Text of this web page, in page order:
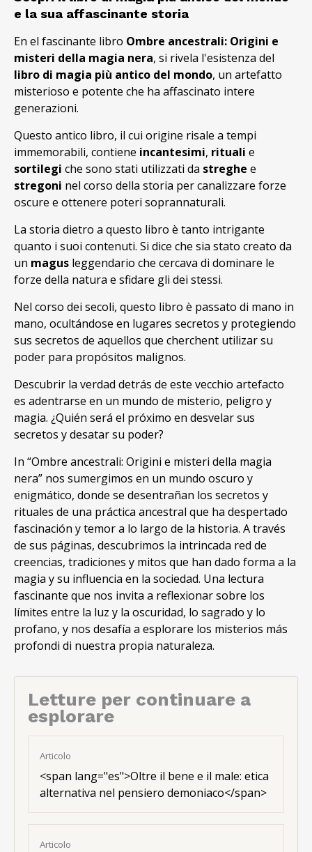
e la sua affascinante storia
En el fascinante libro Ombre ancestrali: Origini e
misteri della magia nera, si rivela l'esistenza del
libro di magia più antico del mondo, un artefatto
misterioso e potente che ha affascinato intere
generazioni.
Questo antico libro, il cui origine risale a tempi
immemorabili, contiene incantesimi, rituali e
sortilegi che sono stati utilizzati da streghe e
stregoni nel corso della storia per canalizzare forze
oscure e ottenere poteri soprannaturali.
La storia dietro a questo libro è tanto intrigante
quanto i suoi contenuti. Si dice che sia stato creato da
un magus leggendario che cercava di dominare le
forze della natura e sfidare gli dei stessi.
Nel corso dei secoli, questo libro è passato di mano in
mano, ocultándose en lugares secretos y protegiendo
sus secretos de aquellos que cherchent utilizar su
poder para propósitos malignos.
Descubrir la verdad detrás de este vecchio artefacto
es adentrarse en un mundo de misterio, peligro y
magia. ¿Quién será el próximo en desvelar sus
secretos y desatar su poder?
In “Ombre ancestrali: Origini e misteri della magia
nera” nos sumergimos en un mundo oscuro y
enigmático, donde se desentrañan los secretos y
rituales de una práctica ancestral que ha despertado
fascinación y temor a lo largo de la historia. A través
de sus páginas, descubrimos la intrincada red de
creencias, tradiciones y mitos que han dado forma a la
magia y su influencia en la sociedad. Una lectura
fascinante que nos invita a reflexionar sobre los
límites entre la luz y la oscuridad, lo sagrado y lo
profano, y nos desafía a esplorare los misterios más
profondi di nuestra propia naturaleza.
Letture per continuare a
esplorare
Articolo
<span lang="es">Oltre il bene e il male: etica
alternativa nel pensiero demoniaco</span>
Articolo